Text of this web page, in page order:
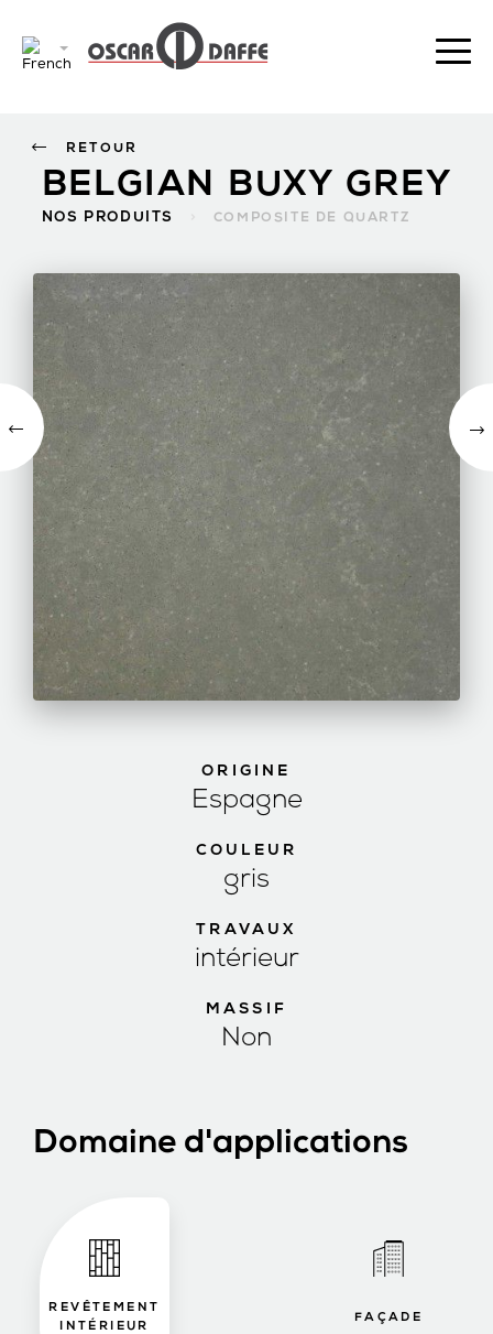
BELGIAN BUXY GREY
NOS PRODUITS COMPOSITE DE QUARTZ
RETOUR
ORIGINE
Espagne
COULEUR
gris
TRAVAUX
intérieur
MASSIF
Non
Domaine d'applications
REVÊTEMENT
INTÉRIEUR
FAÇADE